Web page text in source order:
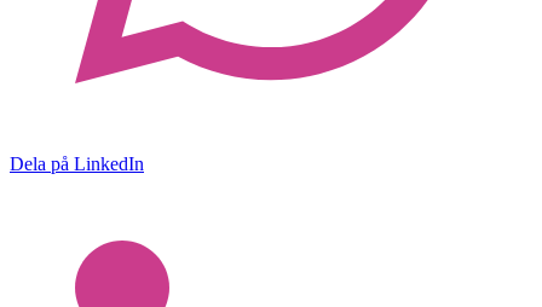
Dela på LinkedIn